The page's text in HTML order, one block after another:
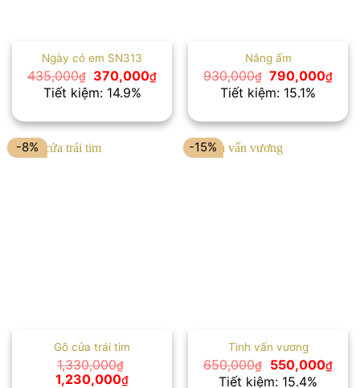
Ngày có em SN313
435,000₫
Giá
gốc
là:
370,000₫Giá
là:
370,000₫.
Tiết kiệm: 14.9%
Nắng ấm
930,000₫ Giá
gốc
là:
790,000₫Giá
là:
Tiết kiệm: 15.1%
-8%
Gõ cửa trái tim
1,330,000₫
Giá
1,230,000₫Giá
-15%
Tình vấn vương
650,000₫
Giá
gốc
550,000₫Giá
hiện
Tiết kiệm: 15.4%